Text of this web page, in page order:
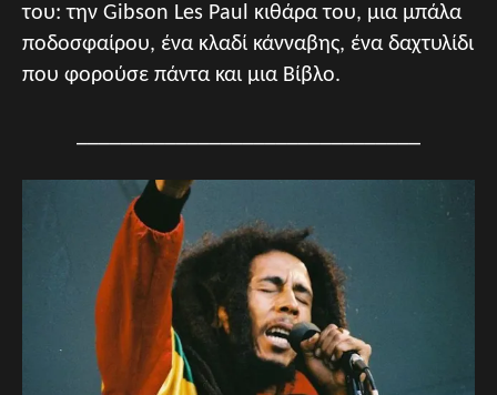
του: την Gibson Les Paul κιθάρα του, μια μπάλα
ποδοσφαίρου, ένα κλαδί κάνναβης, ένα δαχτυλίδι
που φορούσε πάντα και μια Βίβλο.